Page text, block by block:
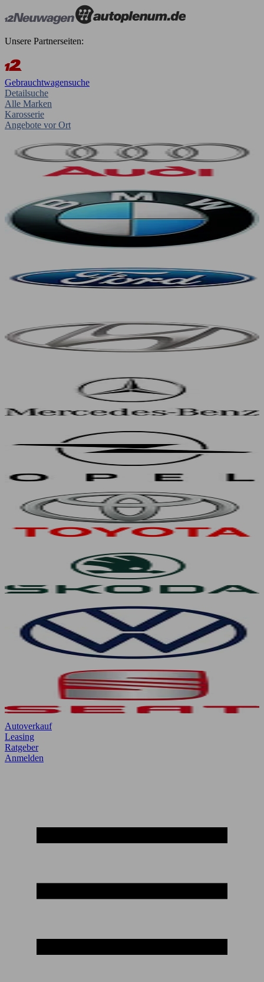
Unsere Partnerseiten:
Gebrauchtwagensuche
Detailsuche
Alle Marken
Karosserie
Angebote vor Ort
Autoverkauf
Leasing
Ratgeber
Anmelden